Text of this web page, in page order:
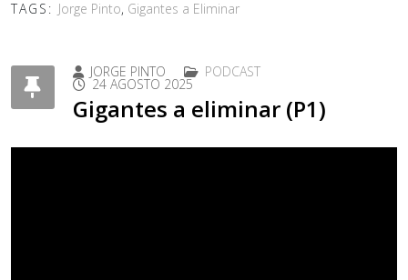
TAGS: Jorge Pinto, Gigantes a Eliminar
JORGE PINTO PODCAST
24 AGOSTO 2025
Gigantes a eliminar (P1)